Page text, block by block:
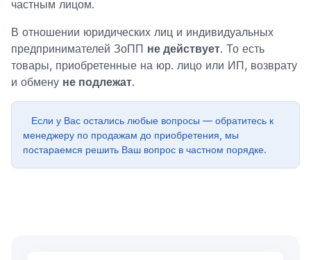
частным лицом.
В отношении юридических лиц и индивидуальных
предпринимателей ЗоПП не действует. То есть
товары, приобретенные на юр. лицо или ИП, возврату
и обмену не подлежат.
Если у Вас остались любые вопросы — обратитесь к
менеджеру по продажам до приобретения, мы
постараемся решить Ваш вопрос в частном порядке.